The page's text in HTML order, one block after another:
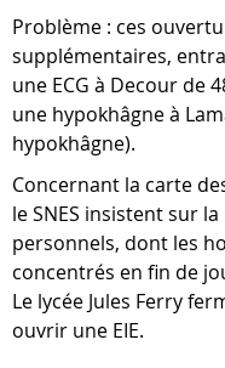
Problème : ces
supplémentaires,
une ECG à Decour de
une hypokhâgne à
hypokhâgne).
Concernant la carte
le SNES insistent sur
personnels, dont les
concentrés en fin de
Le lycée Jules Ferry
ouvrir une EIE.